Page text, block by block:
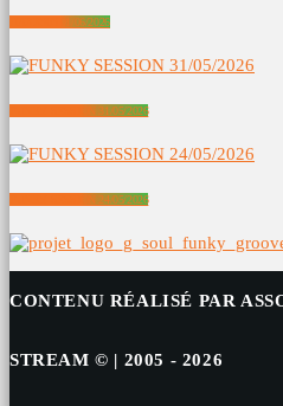
HAXX303 01/06/2026
FUNKY SESSION 31/05/2026
FUNKY SESSION 24/05/2026
CONTENU RÉALISÉ PAR
STREAM © | 2005 - 2026